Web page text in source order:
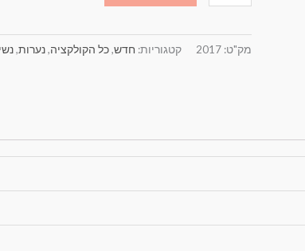
מק"ט: 2017 קטגוריות: חדש,כל הקולקציה,נערות,